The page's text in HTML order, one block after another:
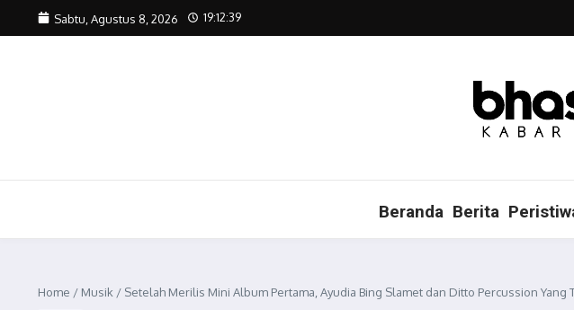
Lewati ke konten
Sabtu, Agustus 8, 2026 19:12:39
Beranda Berita
Home / Musik / Setelah Merilis Mini Album Pertama, Ayudia Bing Slamet dan Ditto Percussion